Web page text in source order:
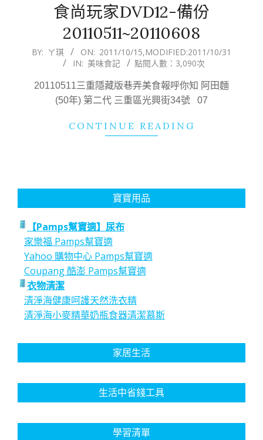
食尚玩家DVD12-備份
20110511~20110608
2011-
15
BY: ㄚ琪 ON: 2011/10/15,MODIFIED:2011/10/31
IN: 美味食記 點閱人數：3,090次
20110511三重隱藏版巷弄美食報呼你知 阿田麵
(50年) 第二代 三重區光興街34號 07
CONTINUE READING
寶寶用品
【Pamps幫寶適】尿布
家樂福 Pamps幫寶適
Yahoo 購物中心 Pamps幫寶適
Coupang 酷澎 Pamps幫寶適
衣物清潔
清淨海健康呵護天然洗衣精
清淨海小麥精華奶瓶食器清潔慕斯
家居生活
生活中省錢工具
學習清單